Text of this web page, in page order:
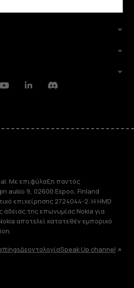
YoutubeLinkedinDiscord
Με επιφύλαξη παντός
aukio 9, 02600 Espoo, Finland
επιχείρησης 2724044-2. Η HMD
άδειας της επωνυμίας Nokia για
αποτελεί κατατεθέν εμπορικό
ΔεοντολογίαSpeak Up channel